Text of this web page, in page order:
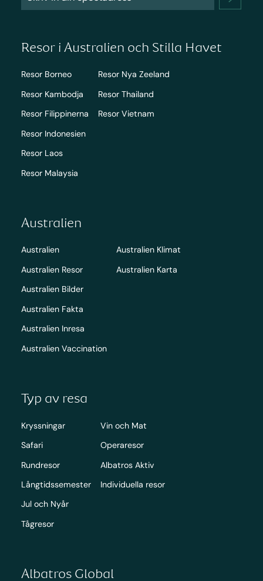
Resor i Australien och Stilla Havet
Resor Borneo
Resor Kambodja
Resor Filippinerna
Resor Indonesien
Resor Laos
Resor Malaysia
Resor Nya Zeeland
Resor Thailand
Resor Vietnam
Australien
Australien
Australien Resor
Australien Bilder
Australien Fakta
Australien Inresa
Australien Vaccination
Australien Klimat
Australien Karta
Typ av resa
Kryssningar
Safari
Rundresor
Långtidssemester
Jul och Nyår
Tågresor
Vin och Mat
Operaresor
Albatros Aktiv
Individuella resor
Albatros Global